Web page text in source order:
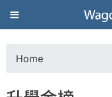
葳
格
高
Home